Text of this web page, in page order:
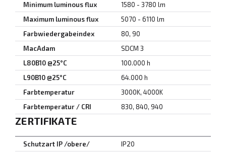
Minimum luminous flux
1580 - 3780 lm
Maximum luminous flux
5070 - 6110 lm
Farbwiedergabeindex
80, 90
MacAdam
SDCM 3
L80B10 @25°C
100.000 h
L90B10 @25°C
64.000 h
Farbtemperatur
3000K, 4000K
Farbtemperatur / CRI
830, 840, 940
ZERTIFIKATE
Schutzart IP /obere/
IP20